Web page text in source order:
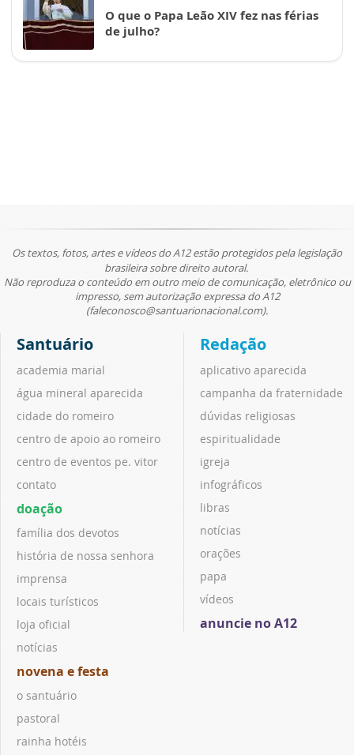
O que o Papa Leão XIV fez nas férias
de julho?
Os textos, fotos, artes e vídeos do A12 estão protegidos pela legislação
brasileira sobre direito autoral.
Não reproduza o conteúdo em outro meio de comunicação, eletrônico ou
impresso, sem autorização expressa do A12
(faleconosco@santuarionacional.com).
Santuário
academia marial
água mineral aparecida
cidade do romeiro
centro de apoio ao romeiro
centro de eventos pe. vitor
contato
doação
família dos devotos
história de nossa senhora
imprensa
locais turísticos
loja oficial
notícias
novena e festa
o santuário
pastoral
rainha hotéis
Redação
aplicativo aparecida
campanha da fraternidade
dúvidas religiosas
espiritualidade
igreja
infográficos
libras
notícias
orações
papa
vídeos
anuncie no A12